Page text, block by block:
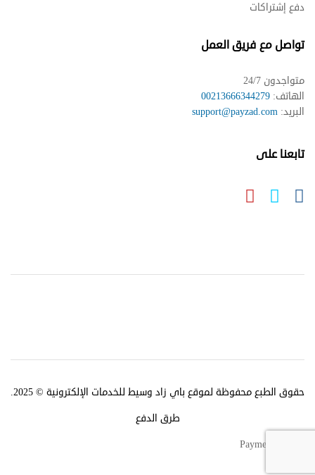
دفع إشتراكات
تواصل مع فريق العمل
متواجدون 24/7
الهاتف: 00213666344279
البريد: support@payzad.com
تابعنا على
حقوق الطبع محفوظة لموقع باي زاد وسيط للخدمات الإلكترونية © 2025.
طرق الدفع